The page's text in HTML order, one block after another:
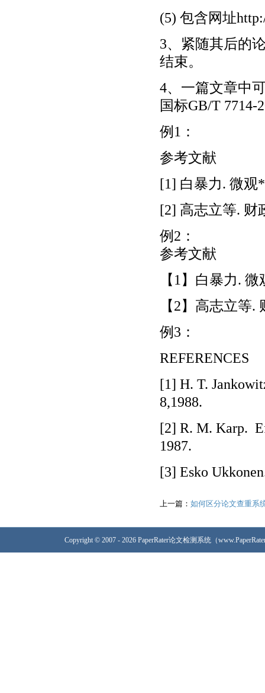
(5) 包含网址
3、紧随其后的
结束。
4、一篇文章中
国标GB/T 7714-
例1：
参考文献
[1] 白暴力. 微观
[2] 高志立等. 财
例2：
参考文献
【1】白暴力.
【2】高志立等
例3：
REFERENCES
[1] H. T.
8,1988.
[2] R. M. Karp.
1987.
[3] Esko
上一篇： 如何区分论文查重系
Copyright © 2007 - 2026 PaperRater论文检测系统（